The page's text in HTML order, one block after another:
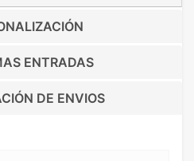
ENTRADAS
DE ENVIOS